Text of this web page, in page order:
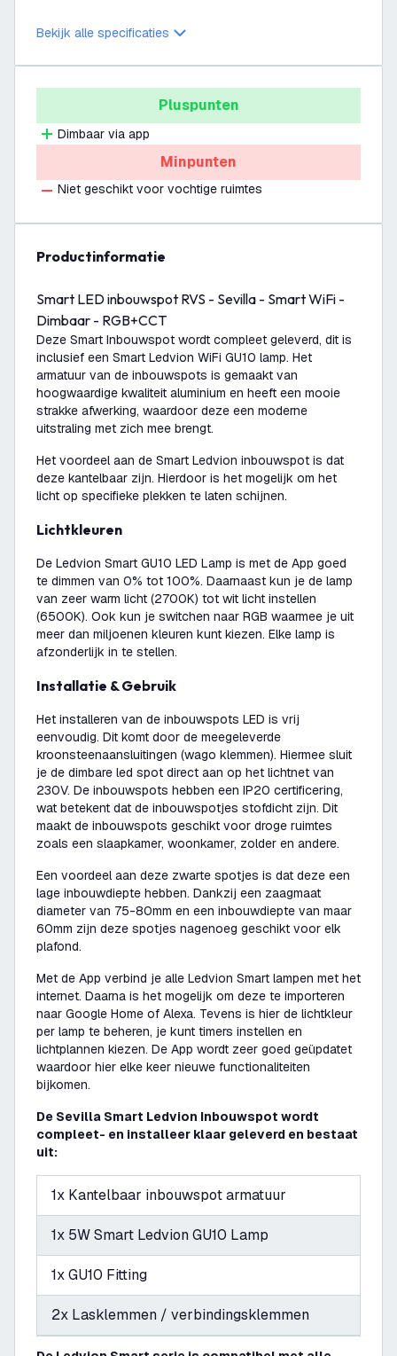
Bekijk alle specificaties
Pluspunten
Dimbaar via app
Minpunten
Niet geschikt voor vochtige ruimtes
productinformatie
Smart LED inbouwspot RVS - Sevilla - Smart WiFi -
Dimbaar - RGB+CCT
Deze Smart Inbouwspot wordt compleet geleverd, dit is
inclusief een Smart Ledvion WiFi GU10 lamp. Het
armatuur van de inbouwspots is gemaakt van
hoogwaardige kwaliteit aluminium en heeft een mooie
strakke afwerking, waardoor deze een moderne
uitstraling met zich mee brengt.
Het voordeel aan de Smart Ledvion inbouwspot is dat
deze kantelbaar zijn. Hierdoor is het mogelijk om het
licht op specifieke plekken te laten schijnen.
Lichtkleuren
De Ledvion Smart GU10 LED Lamp is met de App goed
te dimmen van 0% tot 100%. Daarnaast kun je de lamp
van zeer warm licht (2700K) tot wit licht instellen
(6500K). Ook kun je switchen naar RGB waarmee je uit
meer dan miljoenen kleuren kunt kiezen. Elke lamp is
afzonderlijk in te stellen.
Installatie & Gebruik
Het installeren van de inbouwspots LED is vrij
eenvoudig. Dit komt door de meegeleverde
kroonsteenaansluitingen (wago klemmen). Hiermee sluit
je de dimbare led spot direct aan op het lichtnet van
230V. De inbouwspots hebben een IP20 certificering,
wat betekent dat de inbouwspotjes stofdicht zijn. Dit
maakt de inbouwspots geschikt voor droge ruimtes
zoals een slaapkamer, woonkamer, zolder en andere.
Een voordeel aan deze zwarte spotjes is dat deze een
lage inbouwdiepte hebben. Dankzij een zaagmaat
diameter van 75-80mm en een inbouwdiepte van maar
60mm zijn deze spotjes nagenoeg geschikt voor elk
plafond.
Met de App verbind je alle Ledvion Smart lampen met het
internet. Daarna is het mogelijk om deze te importeren
naar Google Home of Alexa. Tevens is hier de lichtkleur
per lamp te beheren, je kunt timers instellen en
lichtplannen kiezen. De App wordt zeer goed geüpdatet
waardoor hier elke keer nieuwe functionaliteiten
bijkomen.
De Sevilla Smart Ledvion Inbouwspot wordt
compleet- en installeer klaar geleverd en bestaat
uit:
1x Kantelbaar inbouwspot armatuur
1x 5W Smart Ledvion GU10 Lamp
1x GU10 Fitting
2x Lasklemmen / verbindingsklemmen